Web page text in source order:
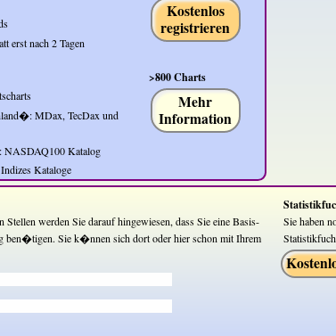
erst nach 2 Tagen
Kostenlos
registrieren
MDax, TecDax und
Katalog
Kataloge
>800 Charts
Mehr
Information
Stellen werden Sie darauf hingewiesen, dass Sie eine Basis-
ben�tigen. Sie k�nnen sich dort oder hier schon mit Ihrem
Sie haben